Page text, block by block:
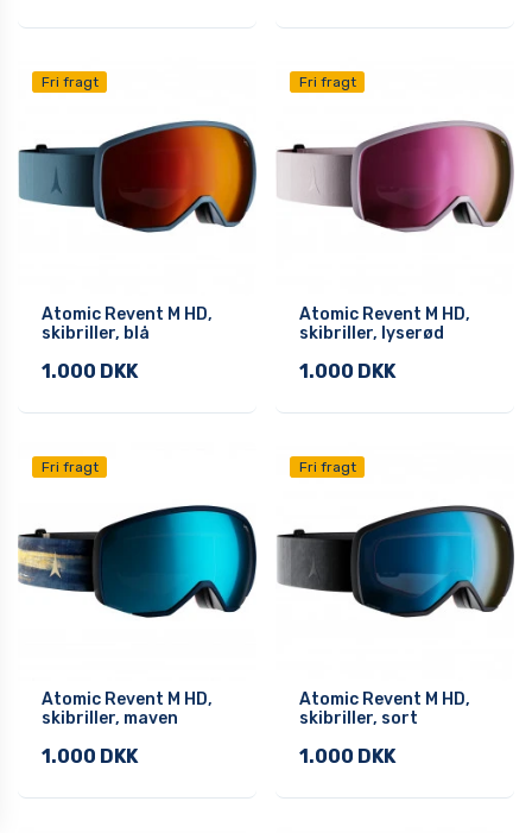
Fri fragt
Atomic Revent M HD,
skibriller, blå
1.000 DKK
Fri fragt
Atomic Revent M HD,
skibriller, lyserød
1.000 DKK
Fri fragt
Atomic Revent M HD,
skibriller, maven
1.000 DKK
Fri fragt
Atomic Revent M HD,
skibriller, sort
1.000 DKK